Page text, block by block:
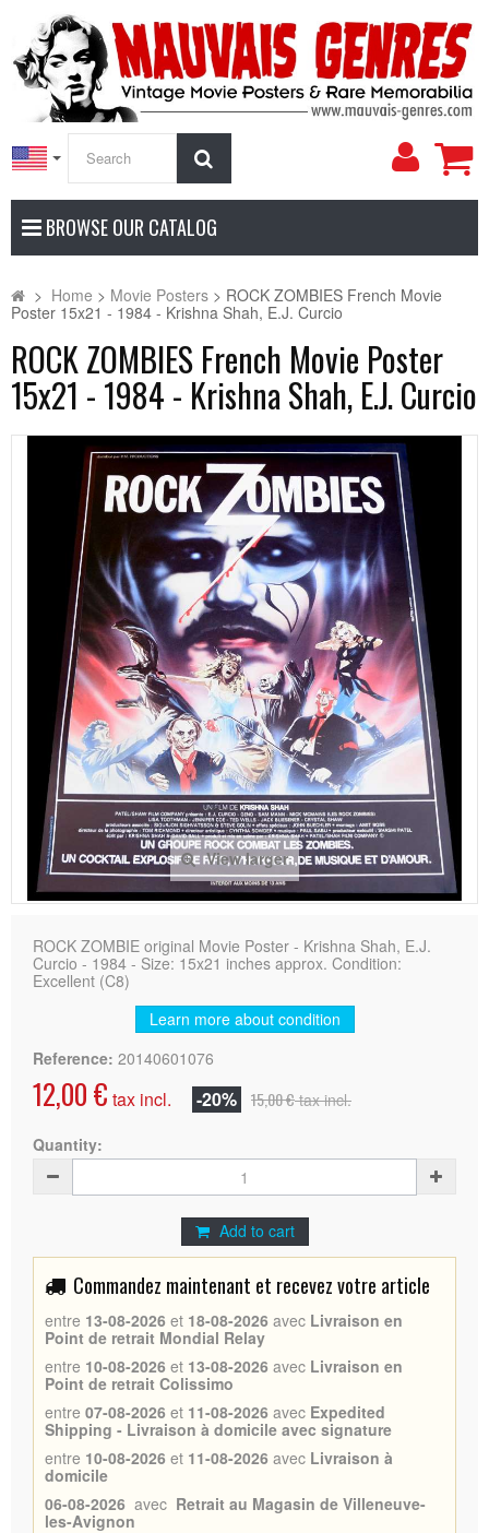
My
BROWSE OUR CATALOG
> Home > Movie Posters > ROCK ZOMBIES French Movie
Poster 15x21 - 1984 - Krishna Shah, E.J. Curcio
ROCK ZOMBIES French Movie Poster
15x21 - 1984 - Krishna Shah, E.J. Curcio
View larger
ROCK ZOMBIE original Movie Poster - Krishna Shah, E.J.
Curcio - 1984 - Size: 15x21 inches approx. Condition:
Excellent (C8)
Learn more about condition
Reference: 20140601076
12,00 € tax incl. -20% 15,00 €tax incl.
Quantity:
Add to cart
Commandez maintenant et recevez votre article
entre 13-08-2026 et 18-08-2026 avec Livraison en
Point de retrait Mondial Relay
entre 10-08-2026 et 13-08-2026 avec Livraison en
Point de retrait Colissimo
entre 07-08-2026 et 11-08-2026 avec Expedited
Shipping - Livraison à domicile avec signature
entre 10-08-2026 et 11-08-2026 avec Livraison à
domicile
06-08-2026 avec Retrait au Magasin de Villeneuve-
les-Avignon